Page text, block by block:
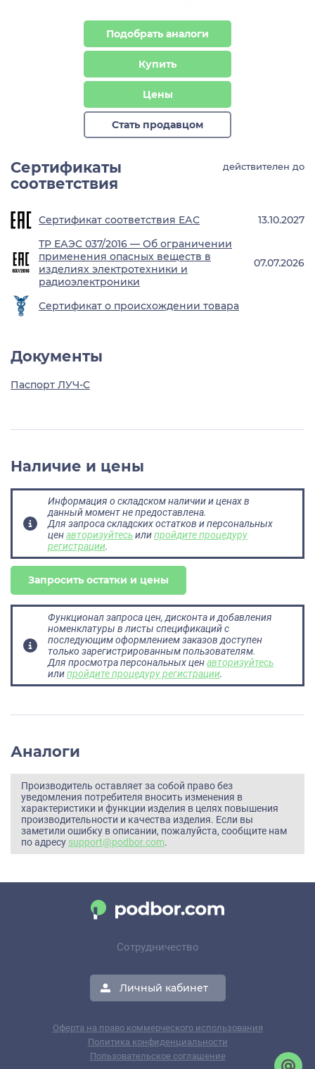
Подобрать аналоги
Купить
Цены
Стать продавцом
Сертификаты
соответствия
действителен до
Сертификат соответствия ЕАС
13.10.2027
ТР ЕАЭС 037/2016 — Об ограничении
применения опасных веществ в
изделиях электротехники и
радиоэлектроники
07.07.2026
Сертификат о происхождении товара
Документы
Паспорт ЛУЧ-C
Наличие и цены
Информация о складском наличии и ценах в
данный момент не предоставлена.
Для запроса складских остатков и персональных
ценавторизуйтесьилипройдите процедуру
регистрации.
Запросить остатки и цены
Функционал запроса цен, дисконта и добавления
номенклатуры в листы спецификаций с
последующим оформлением заказов доступен
только зарегистрированным пользователям.
Для просмотра персональных ценавторизуйтесь
илипройдите процедуру регистрации.
Аналоги
Производитель оставляет за собой право без
уведомления потребителя вносить изменения в
характеристики и функции изделия в целях повышения
производительности и качества изделия. Если вы
заметили ошибку в описании, пожалуйста, сообщите нам
по адресу support@podbor.com.
Сотрудничество
Личный кабинет
Оферта на право коммерческого использования
Политика конфиденциальности
Пользовательское соглашение